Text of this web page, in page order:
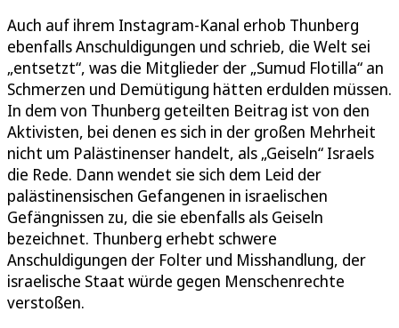
Auch auf ihrem Instagram-Kanal erhob Thunberg
ebenfalls Anschuldigungen und schrieb, die Welt sei
„entsetzt“, was die Mitglieder der „Sumud Flotilla“ an
Schmerzen und Demütigung hätten erdulden müssen.
In dem von Thunberg geteilten Beitrag ist von den
Aktivisten, bei denen es sich in der großen Mehrheit
nicht um Palästinenser handelt, als „Geiseln“ Israels
die Rede. Dann wendet sie sich dem Leid der
palästinensischen Gefangenen in israelischen
Gefängnissen zu, die sie ebenfalls als Geiseln
bezeichnet. Thunberg erhebt schwere
Anschuldigungen der Folter und Misshandlung, der
israelische Staat würde gegen Menschenrechte
verstoßen.